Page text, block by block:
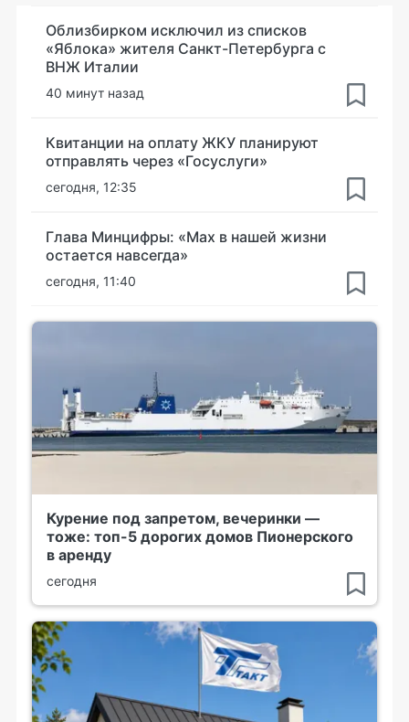
Облизбирком исключил из списков
«Яблока» жителя Санкт-Петербурга с
ВНЖ Италии
40 минут назад
Квитанции на оплату ЖКУ планируют
отправлять через «Госуслуги»
сегодня, 12:35
Глава Минцифры: «Мах в нашей жизни
остается навсегда»
сегодня, 11:40
Курение под запретом, вечеринки —
тоже: топ-5 дорогих домов Пионерского
в аренду
сегодня